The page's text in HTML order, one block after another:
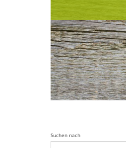
Suchen nach